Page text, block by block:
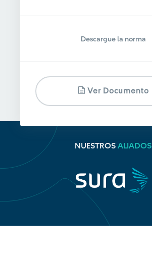
Descargue la norma
Ver Documento
NUESTROS ALIADOS